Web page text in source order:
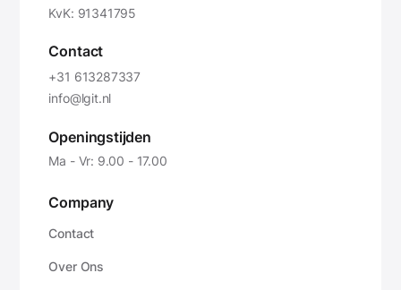
KvK: 91341795
Contact
+31 613287337
info@lgit.nl
Openingstijden
Ma - Vr: 9.00 - 17.00
Company
Contact
Over Ons